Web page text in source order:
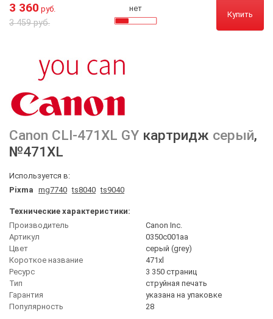
3 360 руб.
3 459 руб.
нет
Купить
Canon CLI-471XL GY картридж серый,
№471XL
Используется в:
Pixma mg7740 ts8040 ts9040
Технические характеристики:
Производитель
Canon Inc.
Артикул
0350c001aa
Цвет
серый (grey)
Короткое название
471xl
Ресурс
3 350 страниц
Тип
струйная печать
Гарантия
указана на упаковке
Популярность
28